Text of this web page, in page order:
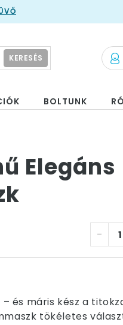
KERESÉS
BOLTUNK
Elegáns
-
és máris kész a
tökéletes